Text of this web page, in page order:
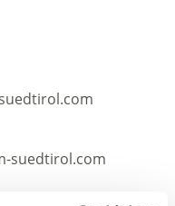
suedtirol.com